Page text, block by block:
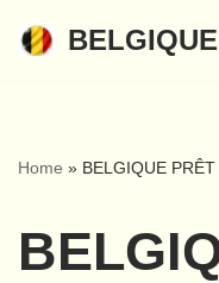
Home » BELGIQUE